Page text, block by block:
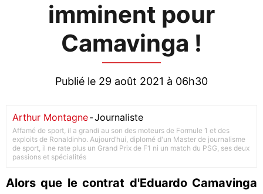
imminent pour
Camavinga !
Publié le 29 août 2021 à 06h30
Arthur Montagne-Journaliste
Affamé de sport, il a grandi au son des moteurs de Formule 1 et des
exploits de Ronaldinho. Aujourd’hui, diplomé d'un Master de journalisme
de sport, il ne rate plus un Grand Prix de F1 ni un match du PSG, ses deux
passions et spécialités
Alors que le contrat d'Eduardo Camavinga